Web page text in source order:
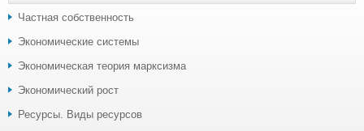
Частная собственность
Экономические системы
Экономическая теория марксизма
Экономический рост
Ресурсы. Виды ресурсов